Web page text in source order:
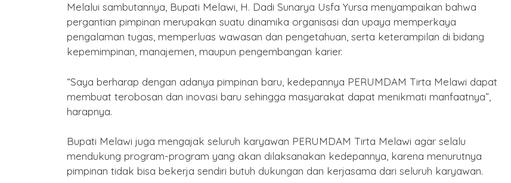
Melalui sambutannya, Bupati Melawi, H. Dadi Sunarya Usfa Yursa menyampaikan bahwa
pergantian pimpinan merupakan suatu dinamika organisasi dan upaya memperkaya
pengalaman tugas, memperluas wawasan dan pengetahuan, serta keterampilan di bidang
kepemimpinan, manajemen, maupun pengembangan karier.
“Saya berharap dengan adanya pimpinan baru, kedepannya PERUMDAM Tirta Melawi dapat
membuat terobosan dan inovasi baru sehingga masyarakat dapat menikmati manfaatnya”,
harapnya.
Bupati Melawi juga mengajak seluruh karyawan PERUMDAM Tirta Melawi agar selalu
mendukung program-program yang akan dilaksanakan kedepannya, karena menurutnya
pimpinan tidak bisa bekerja sendiri butuh dukungan dan kerjasama dari seluruh karyawan.
Jadi ke-22
Selamat Tahun Baru Imlek
2577 Kongzili
By Humas / 15 Februari 2026
Selamat Menunaikan Ibadah
Puasa
By Humas / 15 Februari 2026